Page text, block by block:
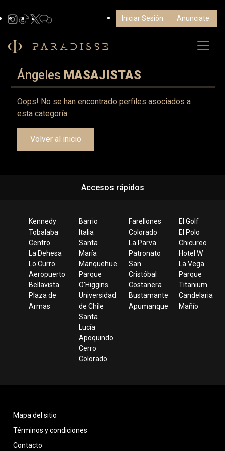
Iniciar Sesión Anunciate
Ángeles MASAJISTAS
Oops! No se han encontrado perfiles asociados a
esta categoría
Volver al inicio
Accesos rápidos
Kennedy
Tobalaba
Centro
La Dehesa
Lo Curro
Aeropuerto
Bellavista
Plaza de
Armas
Barrio
Italia
Santa
María
Manquehue
Parque
O’Higgins
Universidad
de Chile
Santa
Lucía
Apoquindo
Cerro
Colorado
Farellones
Colorado
La Parva
Patronato
San
Cristóbal
Costanera
Bustamante
Apumanque
El Golf
El Polo
Chicureo
Hotel W
La Vega
Parque
Titanium
Candelaria
Mañío
Mapa del sitio
Términos y condiciones
Contacto